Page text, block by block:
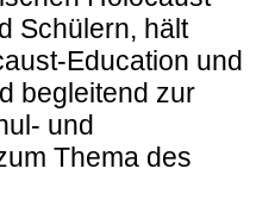
Schülern, hält
Education und
begleitend zur
und
Thema des